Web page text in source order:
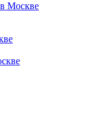
Москве